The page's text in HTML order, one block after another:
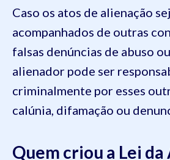
Caso os atos de alienação
acompanhados de outras
falsas denúncias de abuso
alienador pode ser
criminalmente por esses
calúnia, difamação ou
Quem criou a Lei